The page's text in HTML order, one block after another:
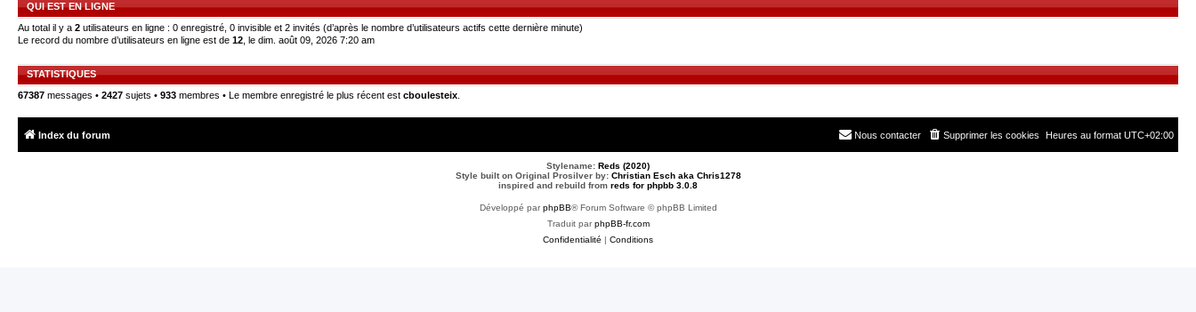
QUI EST EN LIGNE
Au total il y a 2 utilisateurs en ligne : 0 enregistré, 0 invisible et 2 invités (d’après le nombre d’utilisateurs actifs cette dernière minute)
Le record du nombre d’utilisateurs en ligne est de 12 , le dim. août 09, 2026 7:20 am
STATISTIQUES
67387 messages • 2427 sujets • 933 membres • Le membre enregistré le plus récent est cboulesteix
Index du forum Heures au format UTC+02:00
Supprimer les cookies
Nous contacter
Stylename: Reds (2020)
Style built on Original Prosilver by: Christian Esch aka Chris1278
inspired and rebuild from reds for phpbb 3.0.8
Développé parphpBB® Forum Software © phpBB Limited
Traduit parphpBB-fr.com
Confidentialité | Conditions